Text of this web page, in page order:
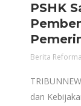
PSHK
Berita
dan